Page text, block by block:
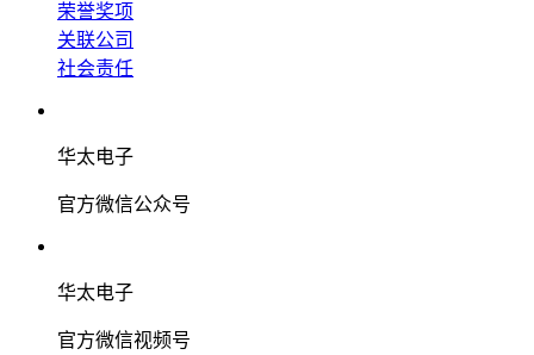
荣誉奖项
关联公司
社会责任
华太电子
官方微信公众号
华太电子
官方微信视频号